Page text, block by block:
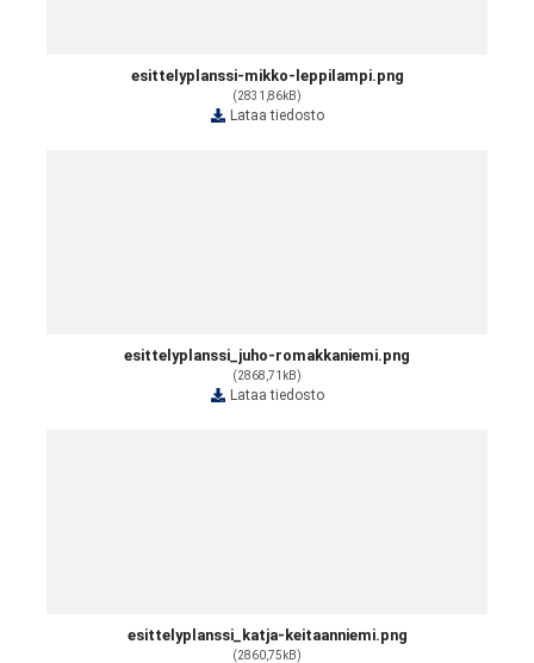
esittelyplanssi-mikko-leppilampi.png
(2831,86kB)
Lataa tiedosto
esittelyplanssi_juho-romakkaniemi.png
(2868,71kB)
Lataa tiedosto
esittelyplanssi_katja-keitaanniemi.png
(2860,75kB)